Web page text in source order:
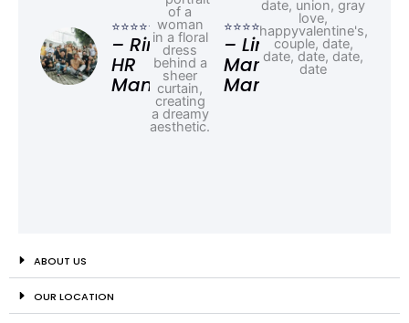
⭐⭐⭐⭐⭐
– Rina,
HR
Manager
⭐⭐⭐⭐⭐
– Linda,
Marketing
Manager
ABOUT US
OUR LOCATION